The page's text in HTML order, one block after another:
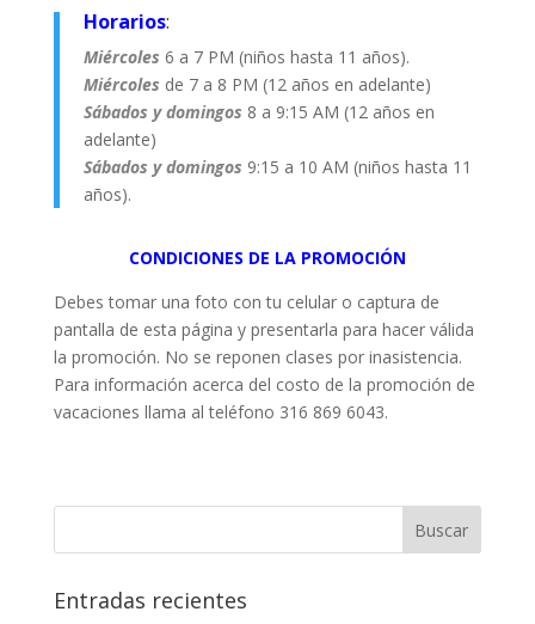
Horarios:
Miércoles 6 a 7 PM (niños hasta 11 años).
Miércoles de 7 a 8 PM (12 años en adelante)
Sábados y domingos 8 a 9:15 AM (12 años en
adelante)
Sábados y domingos 9:15 a 10 AM (niños hasta 11
años).
CONDICIONES DE LA PROMOCIÓN
Debes tomar una foto con tu celular o captura de
pantalla de esta página y presentarla para hacer válida
la promoción. No se reponen clases por inasistencia.
Para información acerca del costo de la promoción de
vacaciones llama al teléfono 316 869 6043.
Entradas recientes